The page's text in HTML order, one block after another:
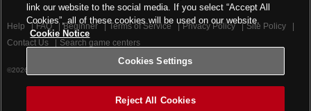
Help FAQ Beginner Terms of Service Privacy Policy
Site Policy
Contact Us
Search game centers
©2026 Konami Digital Entertainment
link our website to the social media. If you select “Accept All
Cookies”, all of these cookies will be used on our website.
Cookie Notice
Cookies Settings
Reject All Cookies